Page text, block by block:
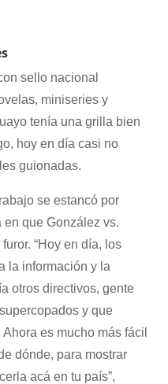
sello nacional
miniseries y
tenía una grilla bien
hoy en día casi no
guionadas.
se estancó por
que González vs.
“Hoy en día, los
la información y la
otros directivos, gente
y que
es mucho más fácil
dónde, para mostrar
acá en tu país”,